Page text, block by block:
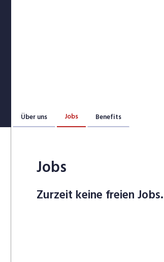
Über uns Jobs Benefits
Jobs
Zurzeit keine freien Jobs.